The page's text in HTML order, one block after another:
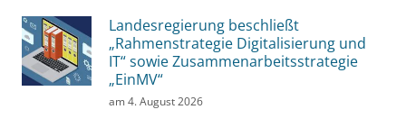
Landesregierung beschließt
„Rahmenstrategie Digitalisierung und
IT“ sowie Zusammenarbeitsstrategie
„EinMV“
am4. August 2026